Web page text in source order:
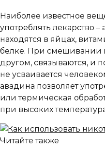
Наиболее известное
употреблять лекарство
находятся в яйцах,
белке. При смешивании
другом, связываются, и
не усваивается
авадина позволяет
или термическая
при высоких
Читайте также